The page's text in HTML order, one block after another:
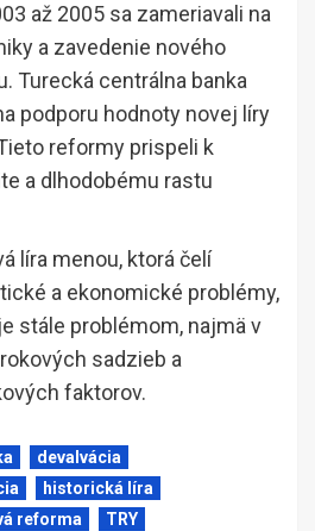
až 2005 sa zameriavali na
a zavedenie nového
Turecká centrálna banka
podporu hodnoty novej líry
reformy prispeli k
a dlhodobému rastu
líra menou, ktorá čelí
a ekonomické problémy,
stále problémom, najmä v
sadzieb a
faktorov.
devalvácia
historická líra
reforma
TRY